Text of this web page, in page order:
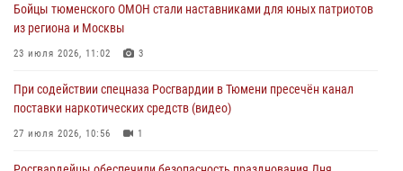
условиях в Тюменской области (видео)
04 августа 2026, 06:28
Бойцы тюменского ОМОН стали наставниками для юных патриотов
из региона и Москвы
23 июля 2026, 11:02 3
При содействии спецназа Росгвардии в Тюмени пресечён канал
поставки наркотических средств (видео)
27 июля 2026, 10:56 1